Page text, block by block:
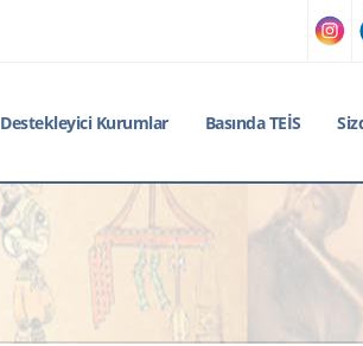
Destekleyici Kurumlar Basında TEİS